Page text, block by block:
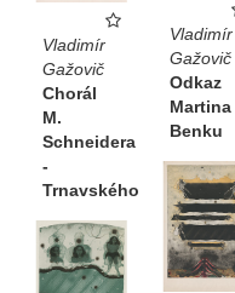
Vladimír
Gažovič
Chorál
M.
Schneidera
-
Trnavského
Vladimír
Gažovič
Odkaz
Martina
Benku